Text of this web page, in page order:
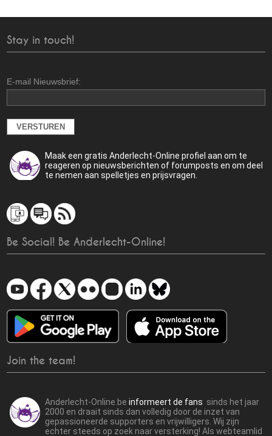
Stay in touch!
E-mail Nieuwsbrief:
Maak een gratis Anderlecht-Online profiel aan om te
reageren op nieuwsberichten of forumposts en om deel
te nemen aan spelletjes en prijsvragen.
Be Social! Be Anderlecht-Online!
Join the team!
Anderlecht-Online.beinformeert de fans sinds het jaar
2000 en draait sinds dan volledig door de inzet van
gepassioneerde supporters en vrijwilligers. Wij zijn
echter steeds op zoek naar versterking! Als webteamlid